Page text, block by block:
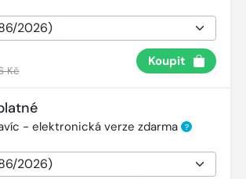
Kč
Koupit
- elektronická verze zdarma ?